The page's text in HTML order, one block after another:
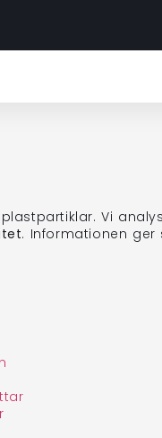
Vi
. Informationen